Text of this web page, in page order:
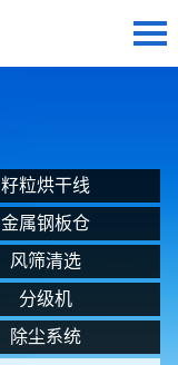
籽粒烘干线
金属钢板仓
风筛清选
分级机
除尘系统